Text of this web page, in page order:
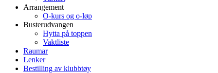
Arrangement
O-kurs og o-løp
Busterudvangen
Hytta på toppen
Vaktliste
Raumar
Lenker
Bestilling av klubbtøy